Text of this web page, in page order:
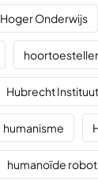
Hoger Onderwijs
Hubrecht Instituut
humanisme
humanoïde